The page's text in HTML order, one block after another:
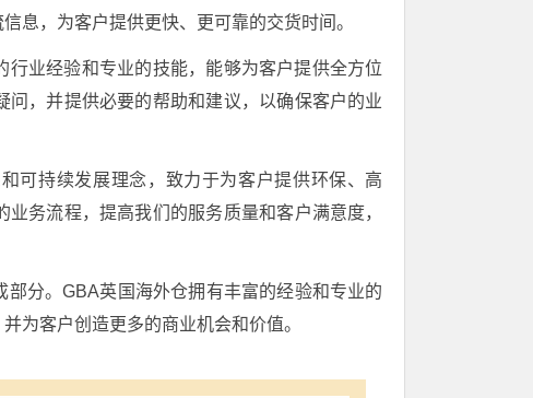
息，为客户提供更快、更可靠的交货时间。
业经验和专业的技能，能够为客户提供全方位
，并提供必要的帮助和建议，以确保客户的业
可持续发展理念，致力于为客户提供环保、高
务流程，提高我们的服务质量和客户满意度，
分。GBA英国海外仓拥有丰富的经验和专业的
为客户创造更多的商业机会和价值。